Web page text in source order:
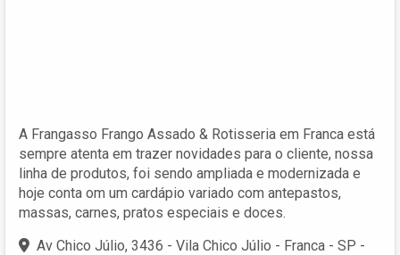
A Frangasso Frango Assado & Rotisseria em Franca está
sempre atenta em trazer novidades para o cliente, nossa
linha de produtos, foi sendo ampliada e modernizada e
hoje conta om um cardápio variado com antepastos,
massas, carnes, pratos especiais e doces.
Av Chico Júlio, 3436 - Vila Chico Júlio - Franca - SP -